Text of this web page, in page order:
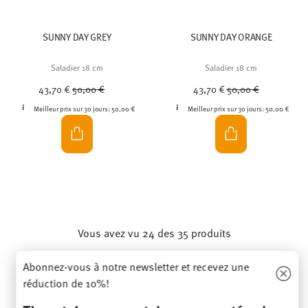
SUNNY DAY GREY
Saladier 18 cm
43,70 € Price reduced from
50,00 €
Meilleur prix sur 30 jours: 50,00 €
SUNNY DAY ORANGE
Saladier 18 cm
43,70 € Price reduced from
50,00 €to
Meilleur prix sur 30 jours:50,00 €
Vous avez vu 24 des 35 produits
Abonnez-vous à notre newsletter et recevez une
réduction de 10%!